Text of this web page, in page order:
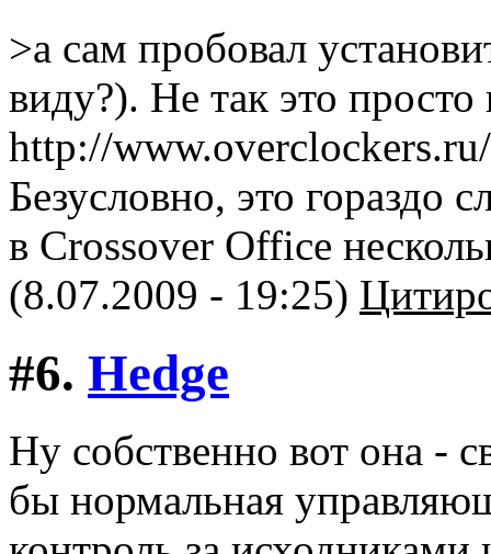
>а сам пробовал
виду?). Не так это просто
http://
Безусловно, это гораздо
в Crossover Office
(8.07.2009 - 19:25)
#6. Hedge
Ну собственно вот она -
бы нормальная